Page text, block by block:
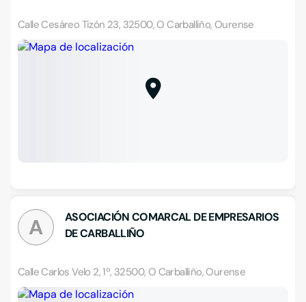
Calle Cesáreo Tizón 23, 32500, O Carballiño, Ourense
A
ASOCIACIÓN COMARCAL DE EMPRESARIOS
DE CARBALLIÑO
Calle Carlos Velo 2, 1º, 32500, O Carballiño, Ourense